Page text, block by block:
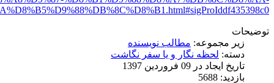
توضیحات
زیر مجموعه: مطالب نویسنده
دسته: لحظه نگار و یا سفر نگاشت
تاریخ ایجاد در 09 فروردين 1397
بازدید: 5688